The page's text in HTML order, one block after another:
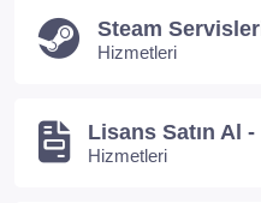
Steam
Hizmetleri
Lisans Satın Al
Hizmetleri